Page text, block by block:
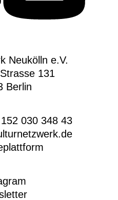
Neukölln e.V.
131
Berlin
030 348 43